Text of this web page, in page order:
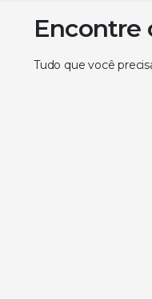
Encontre
Tudo que você